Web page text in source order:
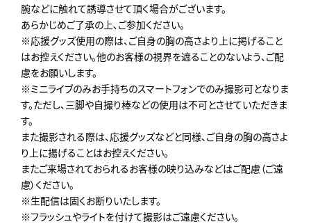
腕などに触れて誘導させて頂く場合がございます。
あらかじめご了承の上､ご参加ください。
※応援グッズ使用の際は、ご自身の胸の高さより上に掲げること
はお控えください。他のお客様の視界を遮ることのないよう、ご配
慮をお願いします。
※ミニライブのみお手持ちのスマートフォンでのみ撮影可となりま
す。ただし、三脚や自撮り棒などの使用は不可とさせていただきま
す。
また撮影される際は、応援グッズなどと同様、ご自身の胸の高さよ
り上に揚げることはお控えください。
またご来場されておられるお客様の映り込みなどはご配慮（ご遠
慮）ください。
※生配信は固くお断りいたします。
※フラッシュやライトを付けて撮影はご遠慮ください。